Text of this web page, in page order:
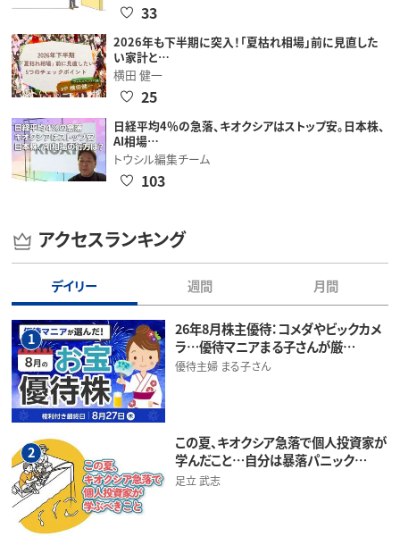
33
2026年も下半期に突入！「夏枯れ相場」前に見直した
い家計と…
横田 健一
25
日経平均4％の急落、キオクシアはストップ安。日本株、
AI相場…
トウシル編集チーム
103
アクセスランキング
デイリー 週間 月間
1
26年8月株主優待：コメダやビックカメ
ラ…優待マニアまる子さんが厳…
優待主婦 まる子さん
2
この夏、キオクシア急落で個人投資家が
学んだこと…自分は暴落パニック…
足立 武志